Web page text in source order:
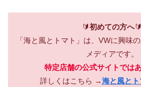
🔰初めての方へ🔰
「海と風とトマト」は、VWに興味
メディアです。
特定店舗の公式サイトでは
詳しくはこちら →海と風と